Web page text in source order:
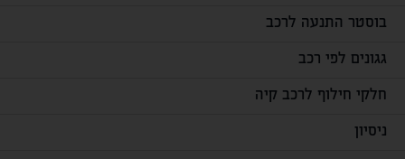
בוסטר התנעה לרכב
גגונים לפי רכב
חלקי חילוף לרכב קיה
ניסיון